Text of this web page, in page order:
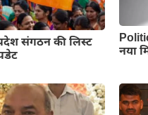
संगठन की लिस्ट
नया